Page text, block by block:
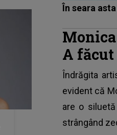
În seara
A
Îndrăgita
evident că
are o
strângând